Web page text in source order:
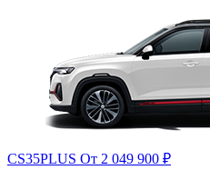
CS35PLUS От 2 049 900 ₽